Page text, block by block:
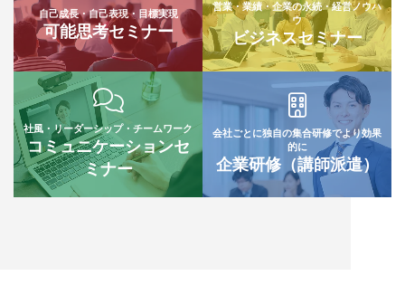
自己成長・自己表現・目標実現
可能思考セミナー
営業・業績・企業の永続・経営ノウハ
ウ
ビジネスセミナー
社風・リーダーシップ・チームワーク
コミュニケーションセ
ミナー
会社ごとに独自の集合研修でより効果
的に
企業研修（講師派遣）